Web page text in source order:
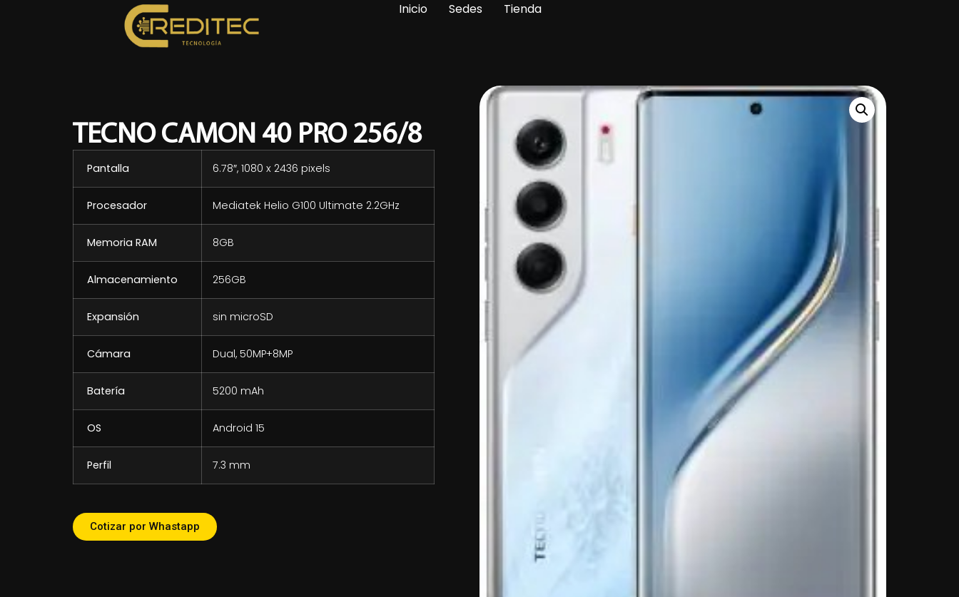
Inicio Sedes Tienda
TECNO CAMON 40 PRO 256/8
Pantalla 6.78″, 1080 x 2436 pixels
Procesador Mediatek Helio G100 Ultimate 2.2GHz
Memoria RAM 8GB
Almacenamiento 256GB
Expansión sin microSD
Cámara Dual, 50MP+8MP
Batería 5200 mAh
OS Android 15
Perfil 7.3 mm
Cotizar por Whastapp